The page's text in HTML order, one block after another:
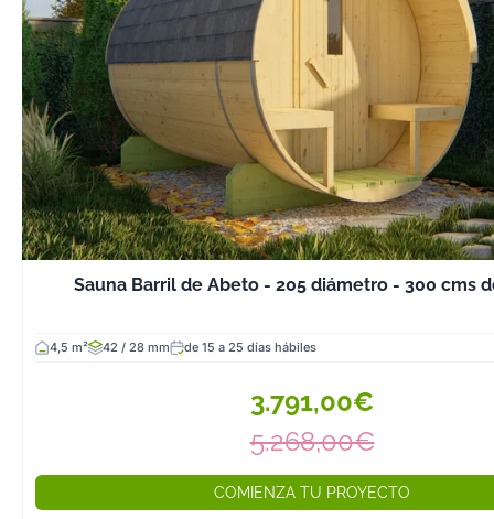
electricidad o
dependiendo
opciones de
certificada y
eficientes de
hacen que
alternativa
hogar.
4. Valor Añadido
Instalar una
no solo mejora
un atractivo
Personalizable
Sauna Barril de Abeto - 205 diámetro - 300 cms
4,5 m² 42 / 28 mm de 15 a 25 días hábiles
3.791,00€
5.268,00€
COMIENZA TU PROYECTO